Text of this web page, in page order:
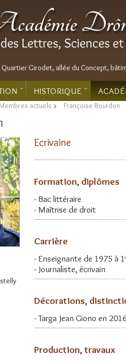
Quartier Girodet, allée du Concept,
HISTORIQUE
actuels > Françoise Bourdon
Ecrivaine
Formation, diplômes
- Bac littéraire
- Maîtrise de droit
Carrière
- Enseignante de 1975 à
- Journaliste, écrivain
Décorations,
- Targa Jean Giono en
Production, travaux